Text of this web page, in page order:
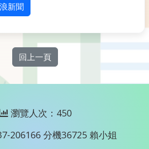
新聞
回上一頁
瀏覽人次：450
206166 分機36725 賴小姐